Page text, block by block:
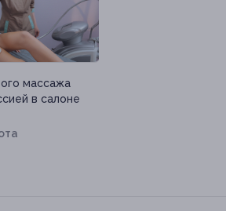
массажа
в салоне